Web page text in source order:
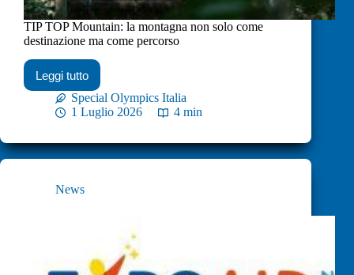
TIP TOP Mountain: la montagna non solo come
destinazione ma come percorso
Leggi tutto
Special Olympics Italia
1 Luglio 2026
4 min
News